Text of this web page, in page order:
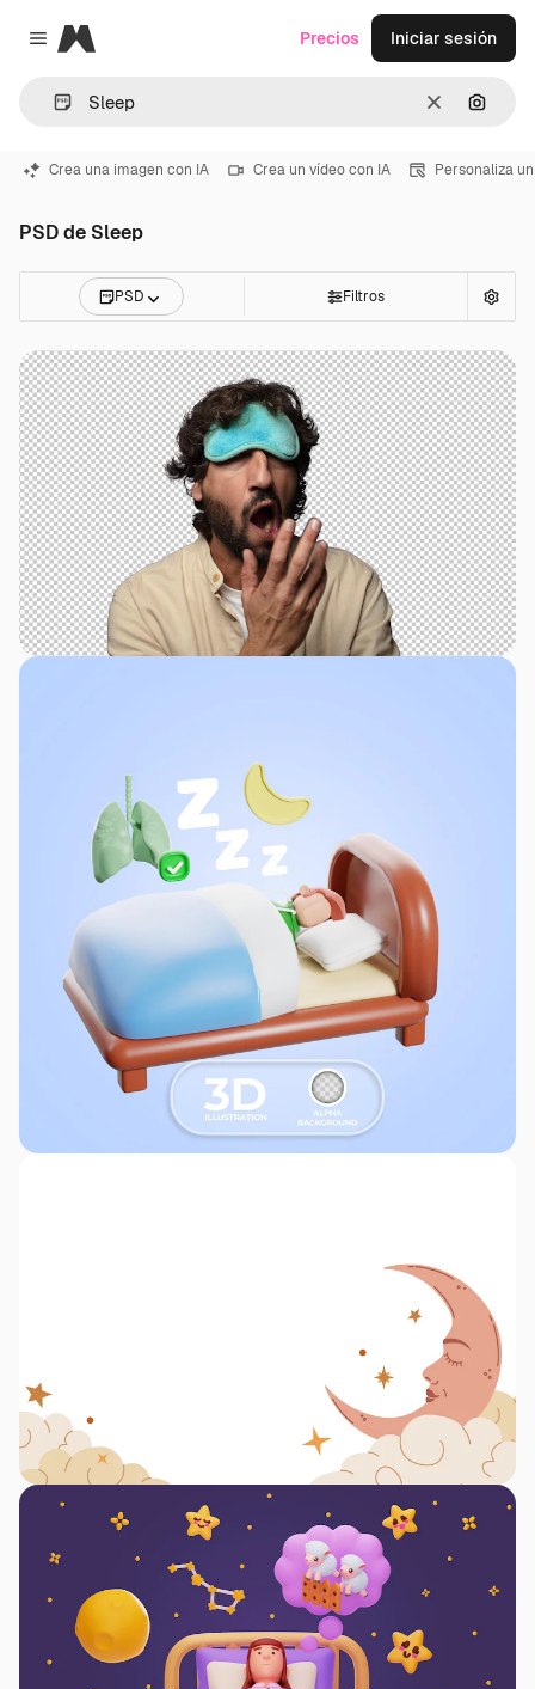
Close menu
Magnific
Borrar
Precios Iniciar sesión
Crea una imagen con IA Crea un vídeo con IA Personaliza
PSD de Sleep
PSD Filtros